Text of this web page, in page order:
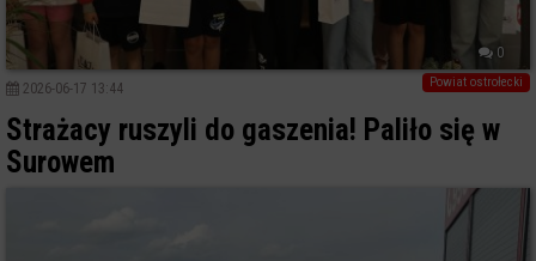
0
Powiat ostrołecki
2026-06-17 13:44
Strażacy ruszyli do gaszenia! Paliło się w
Surowem